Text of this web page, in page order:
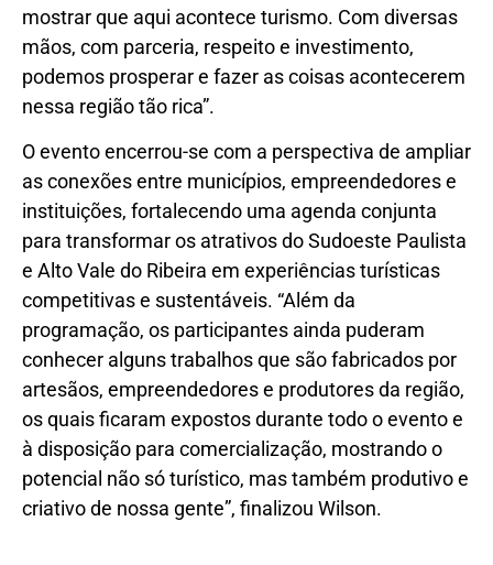
mostrar que aqui acontece turismo. Com diversas
mãos, com parceria, respeito e investimento,
podemos prosperar e fazer as coisas acontecerem
nessa região tão rica”.
O evento encerrou-se com a perspectiva de ampliar
as conexões entre municípios, empreendedores e
instituições, fortalecendo uma agenda conjunta
para transformar os atrativos do Sudoeste Paulista
e Alto Vale do Ribeira em experiências turísticas
competitivas e sustentáveis. “Além da
programação, os participantes ainda puderam
conhecer alguns trabalhos que são fabricados por
artesãos, empreendedores e produtores da região,
os quais ficaram expostos durante todo o evento e
à disposição para comercialização, mostrando o
potencial não só turístico, mas também produtivo e
criativo de nossa gente”, finalizou Wilson.